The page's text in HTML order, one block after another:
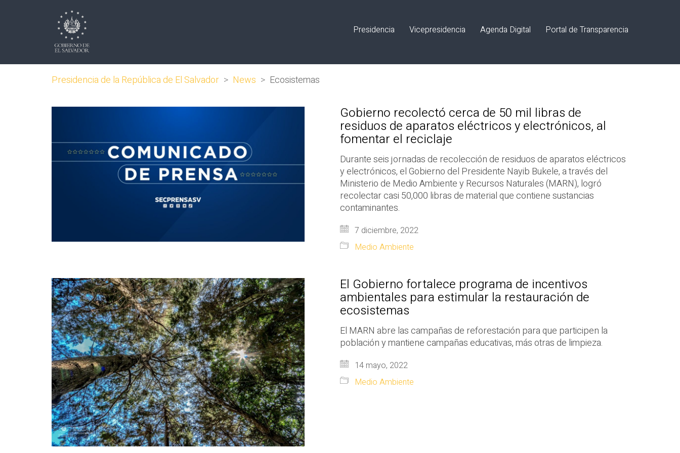
Presidencia Vicepresidencia Agenda Digital Portal de Transparencia
Presidencia de la República de El Salvador > News > Ecosistemas
Gobierno recolectó cerca de 50 mil libras de
residuos de aparatos eléctricos y electrónicos, al
fomentar el reciclaje
Durante seis jornadas de recolección de residuos de aparatos eléctricos
y electrónicos, el Gobierno del Presidente Nayib Bukele, a través del
Ministerio de Medio Ambiente y Recursos Naturales (MARN), logró
recolectar casi 50,000 libras de material que contiene sustancias
contaminantes.
7 diciembre, 2022
Medio Ambiente
El Gobierno fortalece programa de incentivos
ambientales para estimular la restauración de
ecosistemas
El MARN abre las campañas de reforestación para que participen la
población y mantiene campañas educativas, más otras de limpieza.
14 mayo, 2022
Medio Ambiente